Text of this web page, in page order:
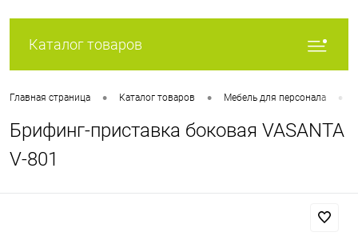
Каталог товаров
Главная страница • Каталог товаров • Мебель для персонала •
Брифинг-приставка боковая VASANTA
V-801